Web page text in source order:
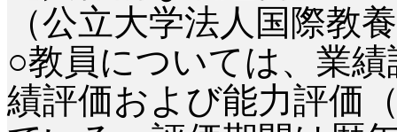
（公立大学法人国際教
○教員については、業
績評価および能力評価